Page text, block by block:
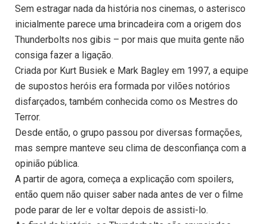
Sem estragar nada da história nos cinemas, o asterisco
inicialmente parece uma brincadeira com a origem dos
Thunderbolts nos gibis – por mais que muita gente não
consiga fazer a ligação.
Criada por Kurt Busiek e Mark Bagley em 1997, a equipe
de supostos heróis era formada por vilões notórios
disfarçados, também conhecida como os Mestres do
Terror.
Desde então, o grupo passou por diversas formações,
mas sempre manteve seu clima de desconfiança com a
opinião pública.
A partir de agora, começa a explicação com spoilers,
então quem não quiser saber nada antes de ver o filme
pode parar de ler e voltar depois de assisti-lo.